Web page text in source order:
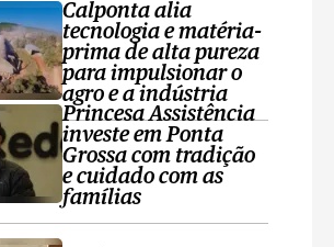
Calponta alia
tecnologia e matéria-
prima de alta pureza
para impulsionar o
agro e a indústria
Princesa Assistência
investe em Ponta
Grossa com tradição
e cuidado com as
famílias